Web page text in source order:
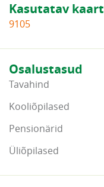
Kasutatav kaart
9105
Osalustasud
Tavahind
Kooliõpilased
Pensionärid
Üliõpilased